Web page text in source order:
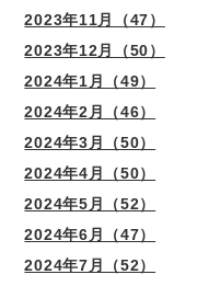
2023年11月（47）
2023年12月（50）
2024年1月（49）
2024年2月（46）
2024年3月（50）
2024年4月（50）
2024年5月（52）
2024年6月（47）
2024年7月（52）